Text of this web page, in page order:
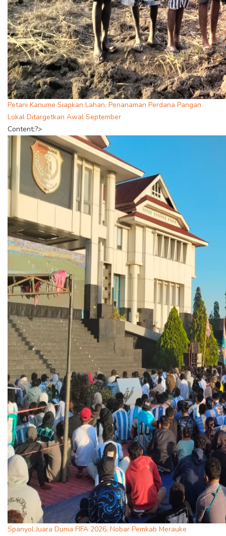
Petani Kanume Siapkan Lahan, Penanaman Perdana Pangan
Lokal Ditargetkan Awal September
Content;?>
Spanyol Juara Dunia FIFA 2026, Nobar Pemkab Merauke